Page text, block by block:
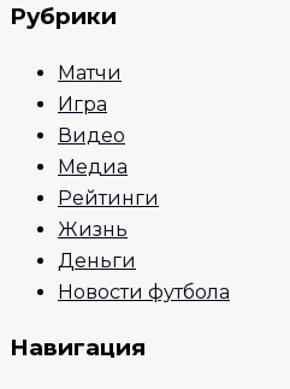
Рубрики
Матчи
Игра
Видео
Медиа
Рейтинги
Жизнь
Деньги
Новости футбола
Навигация